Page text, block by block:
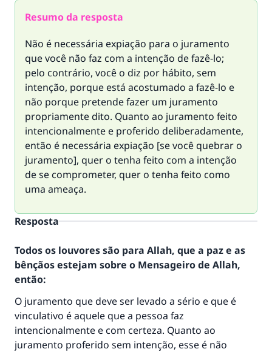
Resumo da resposta
Não é necessária expiação para o juramento
que você não faz com a intenção de fazê-lo;
pelo contrário, você o diz por hábito, sem
intenção, porque está acostumado a fazê-lo e
não porque pretende fazer um juramento
propriamente dito. Quanto ao juramento feito
intencionalmente e proferido deliberadamente,
então é necessária expiação [se você quebrar o
juramento], quer o tenha feito com a intenção
de se comprometer, quer o tenha feito como
uma ameaça.
Resposta
Todos os louvores são para Allah, que a paz e as
bênçãos estejam sobre o Mensageiro de Allah,
então:
O juramento que deve ser levado a sério e que é
vinculativo é aquele que a pessoa faz
intencionalmente e com certeza. Quanto ao
juramento proferido sem intenção, esse é não